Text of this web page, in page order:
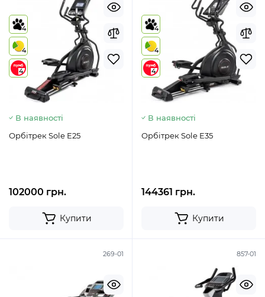
4
4
4
В наявності
Орбітрек Sole E25
102000 грн.
Купити
4
4
4
В наявності
Орбітрек Sole E35
144361 грн.
Купити
269-01 857-01